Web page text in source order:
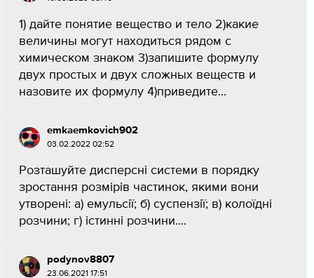
1) дайте понятие вещество и тело 2)какие
величины могут находиться рядом с
химическом знаком 3)запишите формулу
двух простых и двух сложных веществ и
назовите их формулу 4)приведите...
emkaemkovich902
03.02.2022 02:52
Розташуйте дисперсні системи в порядку
зростання розмірів частинок, якими вони
утворені: а) емульсії; б) суспензії; в) колоїдні
розчини; г) істинні розчини....
podynov8807
23.06.2021 17:51